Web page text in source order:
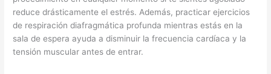
reduce drásticamente el estrés. Además, practicar ejercicios
de respiración diafragmática profunda mientras estás en la
sala de espera ayuda a disminuir la frecuencia cardíaca y la
tensión muscular antes de entrar.